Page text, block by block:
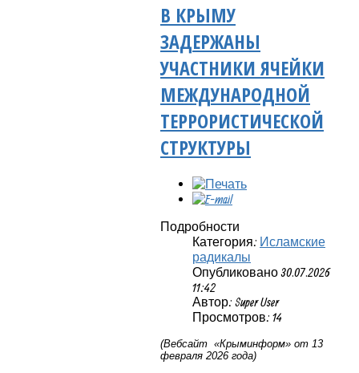
В КРЫМУ
ЗАДЕРЖАНЫ
УЧАСТНИКИ ЯЧЕЙКИ
МЕЖДУНАРОДНОЙ
ТЕРРОРИСТИЧЕСКОЙ
СТРУКТУРЫ
Подробности
Категория: Исламские
радикалы
Опубликовано 30.07.2026
11:42
Автор: Super User
Просмотров: 14
(Вебсайт «Крыминформ» от 13
февраля 2026 года)